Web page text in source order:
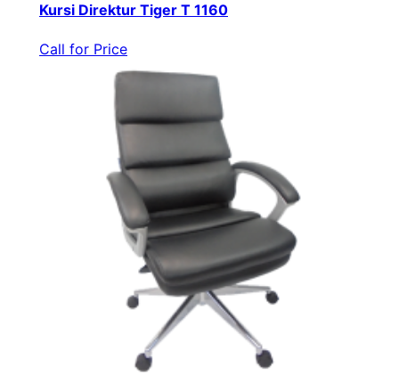
Kursi Direktur Tiger T 1160
Call for Price